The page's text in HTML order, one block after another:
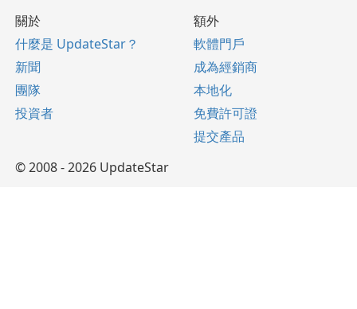
關於
什麼是 UpdateStar？
新聞
團隊
投資者
額外
軟體門戶
成為經銷商
本地化
免費許可證
提交產品
© 2008 - 2026 UpdateStar